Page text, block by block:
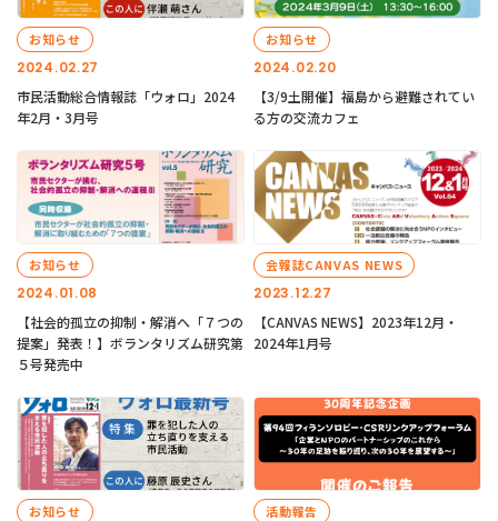
2024.02.27
お知らせ
市民活動総合情報誌「ウォロ」2024
年2月・3月号
2024.02.20
お知らせ
【3/9土開催】福島から避難されてい
る方の交流カフェ
2024.01.08
お知らせ
【社会的孤立の抑制・解消へ「７つの
提案」発表！】ボランタリズム研究第
５号発売中
2023.12.27
会報誌CANVAS NEWS
【CANVAS NEWS】2023年12月・
2024年1月号
お知らせ 活動報告